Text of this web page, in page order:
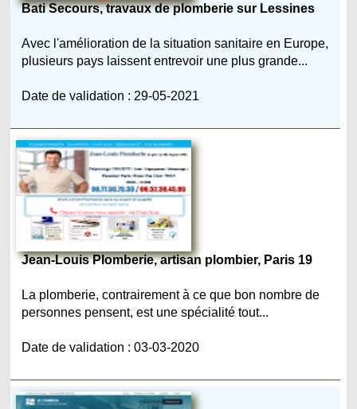
Bati Secours, travaux de plomberie sur Lessines
Avec l'amélioration de la situation sanitaire en Europe,
plusieurs pays laissent entrevoir une plus grande...
Date de validation : 29-05-2021
Jean-Louis Plomberie, artisan plombier, Paris 19
La plomberie, contrairement à ce que bon nombre de
personnes pensent, est une spécialité tout...
Date de validation : 03-03-2020